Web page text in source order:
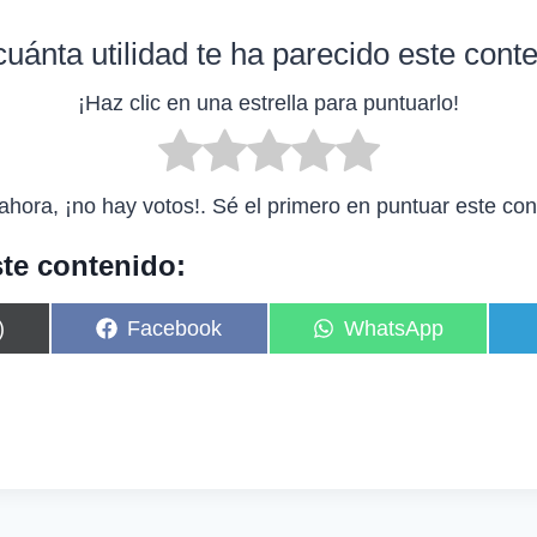
utilidad te ha parecido este
¡Haz clic en una estrella para puntuarlo!
¡no hay votos!. Sé el primero en puntuar este
contenido:
C
o
Facebook
C
o
WhatsApp